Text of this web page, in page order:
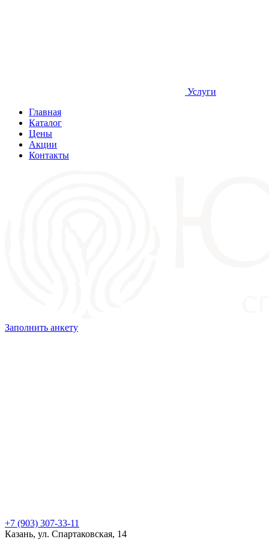
Услуги
Главная
Каталог
Цены
Акции
Контакты
Заполнить анкету
+7 (903) 307-33-11
Казань, ул. Спартаковская, 14